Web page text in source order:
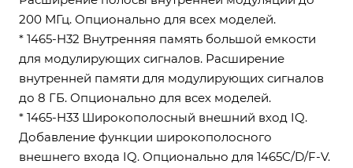
200 МГц. Опционально для всех моделей.
* 1465-H32 Внутренняя память большой емкости
для модулирующих сигналов. Расширение
внутренней памяти для модулирующих сигналов
до 8 ГБ. Опционально для всех моделей.
* 1465-H33 Широкополосный внешний вход IQ.
Добавление функции широкополосного
внешнего входа IQ. Опционально для 1465C/D/F-V.